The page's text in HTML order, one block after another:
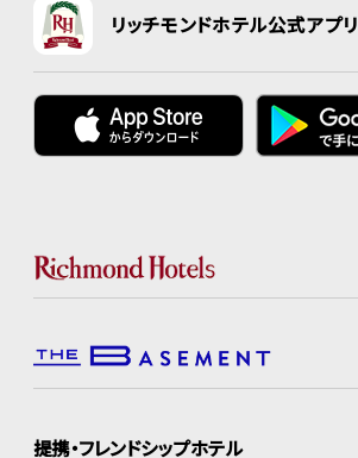
リッチモンドホテル公式アプリ
提携・フレンドシップホテル